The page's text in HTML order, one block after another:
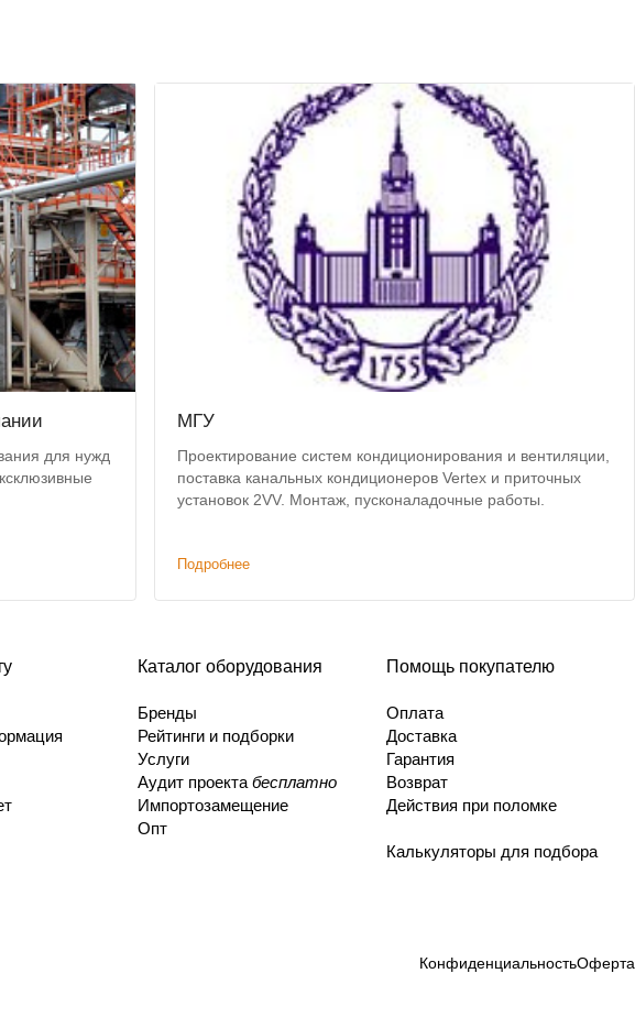
для нужд
МГУ
Проектирование систем кондиционирования и вентиляции,
поставка канальных кондиционеров Vertex и приточных
установок 2VV. Монтаж, пусконаладочные работы.
Подробнее
Каталог оборудования
Бренды
Рейтинги и подборки
Услуги
Аудит проекта бесплатно
Импортозамещение
Опт
Помощь покупателю
Оплата
Доставка
Гарантия
Возврат
Действия при поломке
Калькуляторы для подбора
КонфиденциальностьОферта